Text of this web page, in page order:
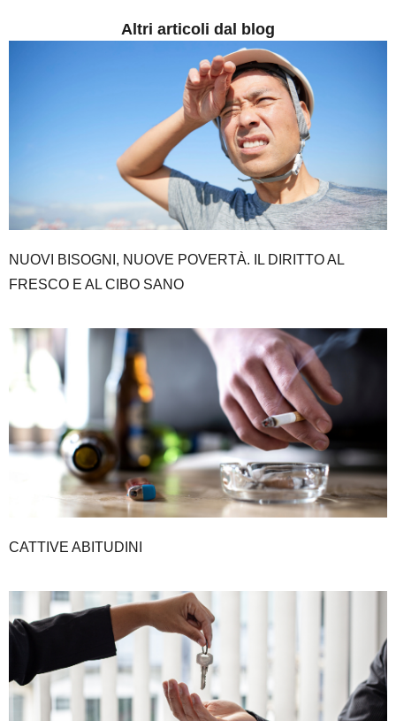
Altri articoli dal blog
NUOVI BISOGNI, NUOVE POVERTÀ. IL DIRITTO AL
FRESCO E AL CIBO SANO
CATTIVE ABITUDINI